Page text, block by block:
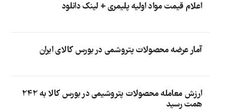
اعلام قیمت مواد اولیه پلیمری + لینک دانلود
آمار عرضه محصولات پتروشمی در بورس کالای ایران
ارزش معامله محصولات پتروشیمی در بورس کالا به 242
همت رسید